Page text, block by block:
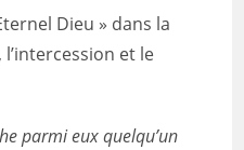
Dieu » dans la
et le
parmi eux quelqu’un